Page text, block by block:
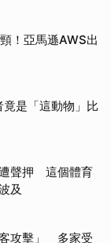
！亞馬遜AWS出
是「這動物」比
聲押 這個體育
及
攻擊」 多家受